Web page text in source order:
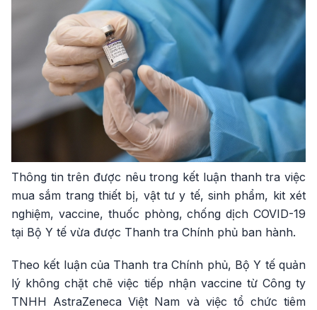
Thông tin trên được nêu trong kết luận thanh tra việc
mua sắm trang thiết bị, vật tư y tế, sinh phẩm, kit xét
nghiệm, vaccine, thuốc phòng, chống dịch COVID-19
tại Bộ Y tế vừa được Thanh tra Chính phủ ban hành.
Theo kết luận của Thanh tra Chính phủ, Bộ Y tế quản
lý không chặt chẽ việc tiếp nhận vaccine từ Công ty
TNHH AstraZeneca Việt Nam và việc tổ chức tiêm